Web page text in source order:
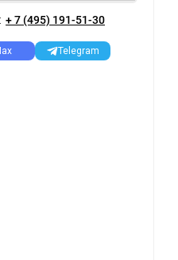
+ 7 (495) 191-51-30
Telegram